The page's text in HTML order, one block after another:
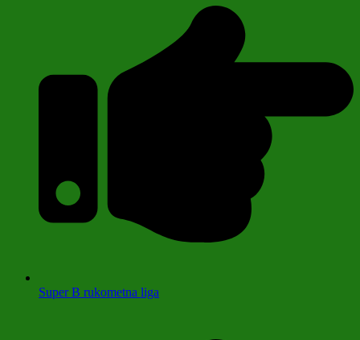
Super B rukometna liga